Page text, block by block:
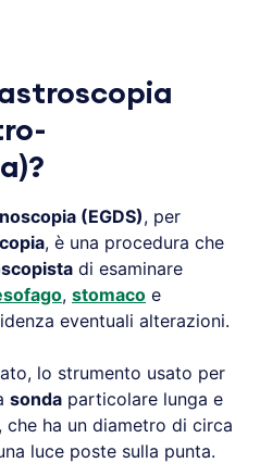
(EGDS), per
, è una procedura che
di esaminare
, stomaco e
eventuali alterazioni.
lo strumento usato per
sonda particolare lunga e
, che ha un diametro di circa
luce poste sulla punta.